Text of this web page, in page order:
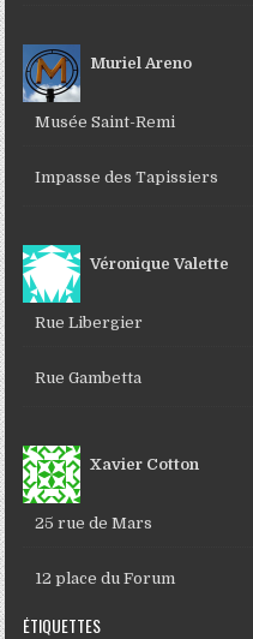
Muriel Areno
Musée Saint-Remi
Impasse des Tapissiers
Véronique Valette
Rue Libergier
Rue Gambetta
Xavier Cotton
25 rue de Mars
12 place du Forum
ÉTIQUETTES